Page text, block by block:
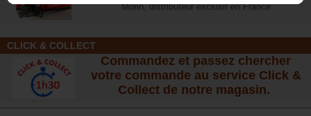
Morin, distributeur exclusif en France
CLICK & COLLECT
Commandez et passez chercher
votre commande au service Click &
Collect de notre magasin.